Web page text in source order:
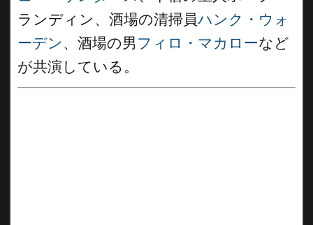
ランディン、酒場の清掃員ハンク・ウォ
ーデン 、酒場の男 フィロ・マカローなど
が共演している。